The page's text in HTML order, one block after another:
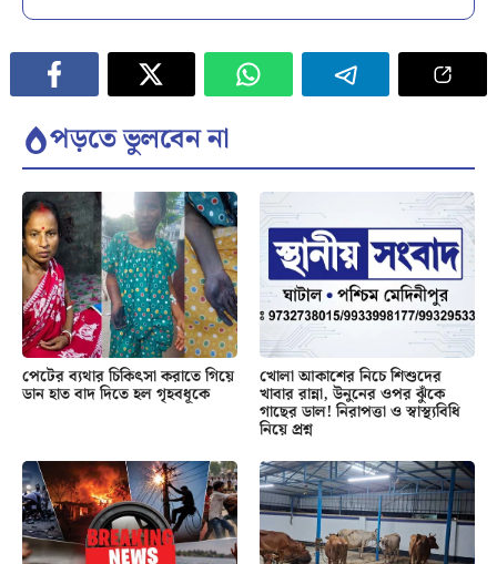
পড়তে ভুলবেন না
পেটের ব্যথার চিকিৎসা করাতে গিয়ে
ডান হাত বাদ দিতে হল গৃহবধূকে
খোলা আকাশের নিচে শিশুদের
খাবার রান্না, উনুনের ওপর ঝুঁকে
গাছের ডাল! নিরাপত্তা ও স্বাস্থ্যবিধি
নিয়ে প্রশ্ন